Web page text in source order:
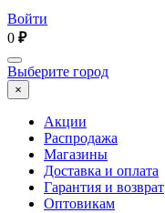
Войти
0 ₽
Выберите город
×
Акции
Распродажа
Магазины
Доставка и оплата
Гарантия и возврат
Оптовикам